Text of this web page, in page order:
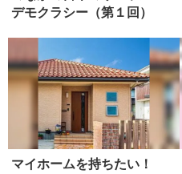
デモクラシー（第１回）
マイホームを持ちたい！